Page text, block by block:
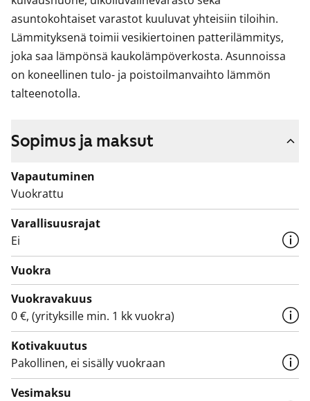
asuntokohtaiset varastot kuuluvat yhteisiin tiloihin.
Lämmityksenä toimii vesikiertoinen patterilämmitys,
joka saa lämpönsä kaukolämpöverkosta. Asunnoissa
on koneellinen tulo- ja poistoilmanvaihto lämmön
talteenotolla.
Sopimus ja maksut
Vapautuminen
Vuokrattu
Varallisuusrajat
Ei
Vuokra
Vuokravakuus
0 €, (yrityksille min. 1 kk vuokra)
Kotivakuutus
Pakollinen, ei sisälly vuokraan
Vesimaksu